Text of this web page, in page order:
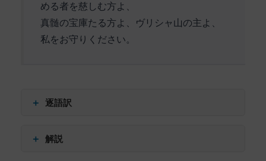
ます。
「世界の主」（lokapate）という呼びかけは、こ
「勝利あれ」（vijayī bhava）という祈願は、神へ
願いも込められています。
める者を慈しむ方よ、
真髄の宝庫たる方よ、ヴリシャ山の主よ、
私をお守りください。
＋ 逐語訳
स (sa) – 〜と共に
＋ 解説